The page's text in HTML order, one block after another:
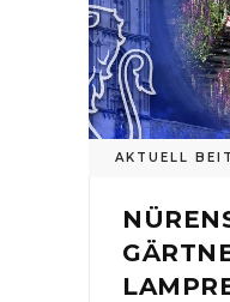
AKTUELL